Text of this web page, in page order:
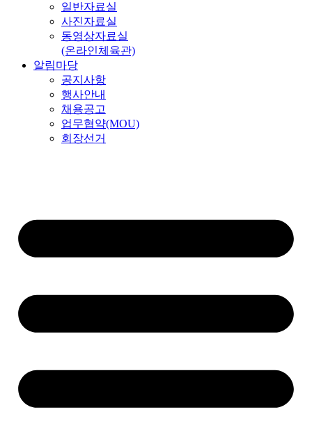
일반자료실
사진자료실
동영상자료실
(온라인체육관)
알림마당
공지사항
행사안내
채용공고
업무협약(MOU)
회장선거